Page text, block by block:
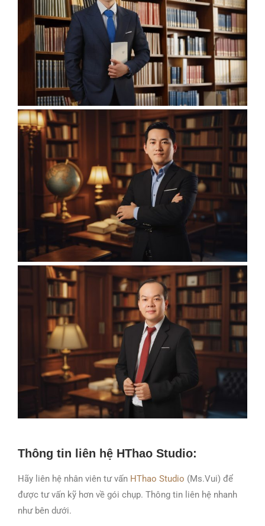
Thông tin liên hệ HThao Studio:
Hãy liên hệ nhân viên tư vấn HThao Studio (Ms.Vui) để
được tư vấn kỹ hơn về gói chụp. Thông tin liên hệ nhanh
như bên dưới.